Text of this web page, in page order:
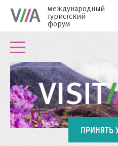
международный
туристский
форум
ПРИНЯТЬ